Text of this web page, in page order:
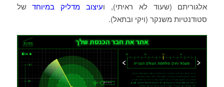
אלגוריתם (שעוד לא ראיתי), ועיצוב מדליק במיוחדשל
סטודנטיות משנקר (ויקי ובתאל).